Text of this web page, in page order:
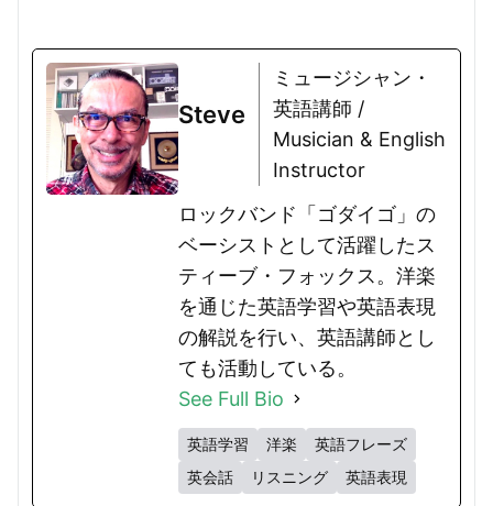
Steve
ミュージシャン・
英語講師 /
Musician & English
Instructor
ロックバンド「ゴダイゴ」の
ベーシストとして活躍したス
ティーブ・フォックス。洋楽
を通じた英語学習や英語表現
の解説を行い、英語講師とし
ても活動している。
See Full Bio
英語学習 洋楽
英語フレーズ
英会話
リスニング 英語表現